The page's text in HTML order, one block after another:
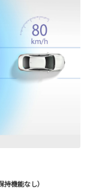
機能なし）